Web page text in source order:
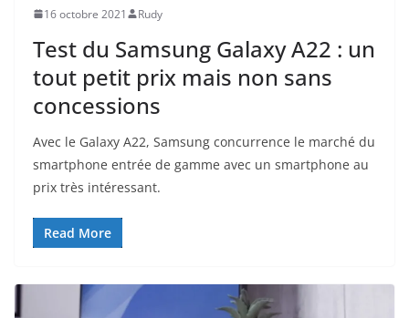
16 octobre 2021 Rudy
Test du Samsung Galaxy A22 : un
tout petit prix mais non sans
concessions
Avec le Galaxy A22, Samsung concurrence le marché du
smartphone entrée de gamme avec un smartphone au
prix très intéressant.
Read More